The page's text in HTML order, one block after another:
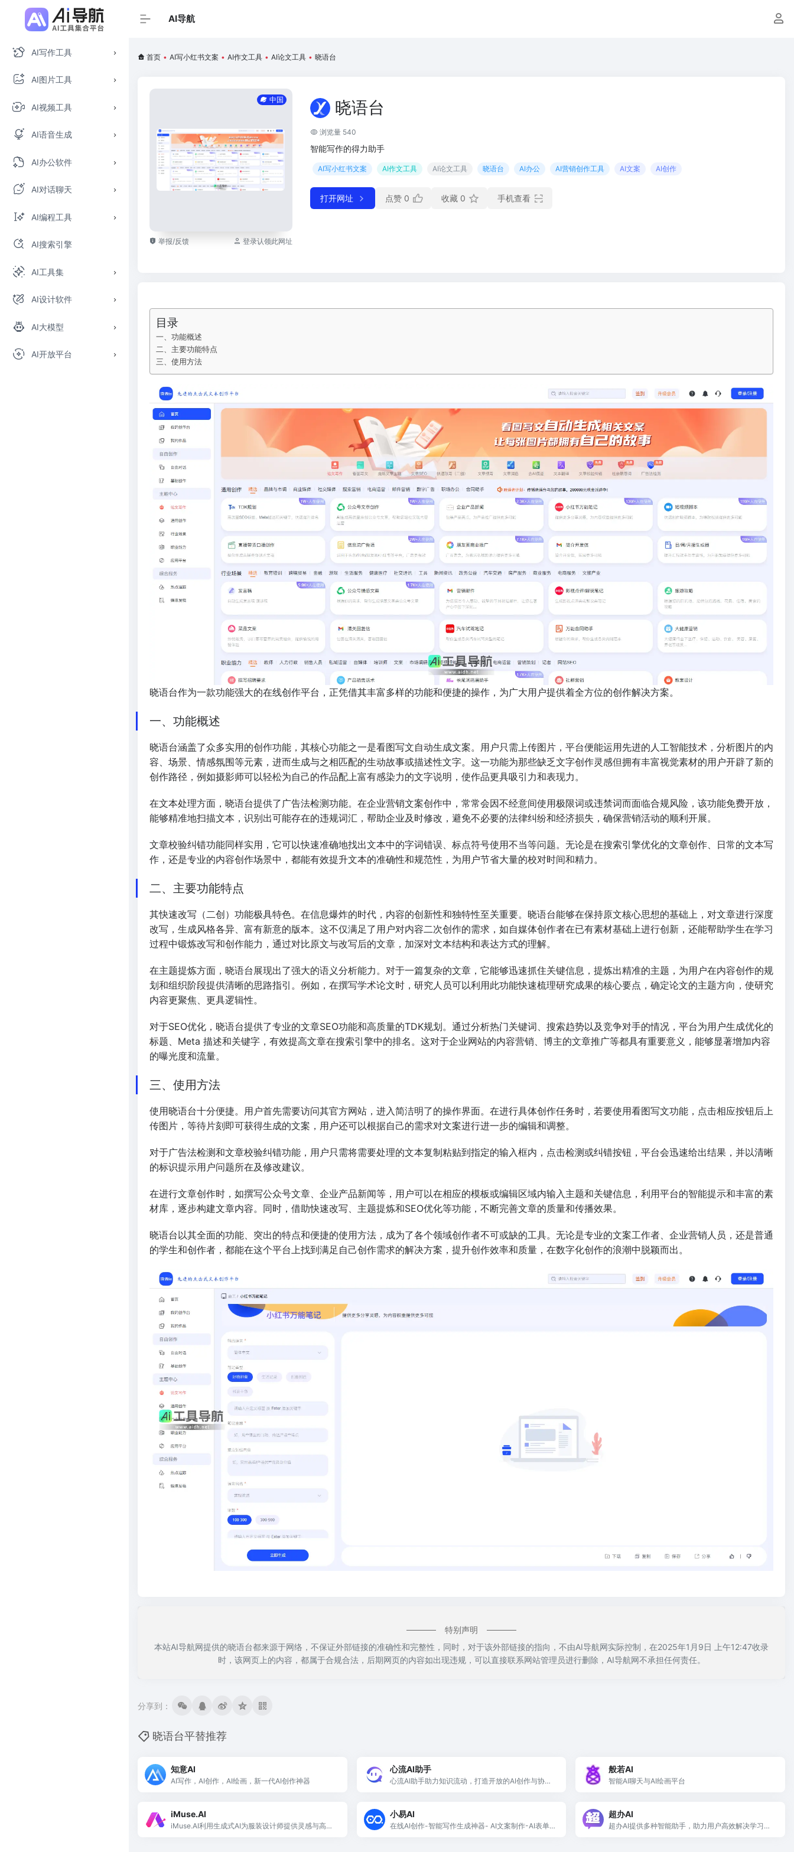
AI写作工具
AI图片工具
AI视频工具
AI语音生成
AI办公软件
AI对话聊天
AI编程工具
AI搜索引擎
AI工具集
AI设计软件
AI大模型
AI开放平台
AI导航
首页 • AI写小红书文案 • AI作文工具 • AI论文工具 • 晓语台
中国
举报/反馈 登录认领此网址
晓语台
浏览量 540
智能写作的得力助手
AI写小红书文案 AI作文工具 AI论文工具 晓语台 AI办公 AI营销创作工具 AI文案 AI创作
打开网址 点赞 0 收藏 0 手机查看
目录
一、功能概述
二、主要功能特点
三、使用方法
晓语台作为一款功能强大的在线创作平台，正凭借其丰富多样的功能和便捷的操作，为广大用户提供着全方位的创作解决方案。
一、功能概述
晓语台涵盖了众多实用的创作功能，其核心功能之一是看图写文自动生成文案。用户只需上传图片，平台便能运用先进的人工智能技术，分析图片的内
容、场景、情感氛围等元素，进而生成与之相匹配的生动故事或描述性文字。这一功能为那些缺乏文字创作灵感但拥有丰富视觉素材的用户开辟了新的
创作路径，例如摄影师可以轻松为自己的作品配上富有感染力的文字说明，使作品更具吸引力和表现力。
在文本处理方面，晓语台提供了广告法检测功能。在企业营销文案创作中，常常会因不经意间使用极限词或违禁词而面临合规风险，该功能免费开放，
能够精准地扫描文本，识别出可能存在的违规词汇，帮助企业及时修改，避免不必要的法律纠纷和经济损失，确保营销活动的顺利开展。
文章校验纠错功能同样实用，它可以快速准确地找出文本中的字词错误、标点符号使用不当等问题。无论是在搜索引擎优化的文章创作、日常的文本写
作，还是专业的内容创作场景中，都能有效提升文本的准确性和规范性，为用户节省大量的校对时间和精力。
二、主要功能特点
其快速改写（二创）功能极具特色。在信息爆炸的时代，内容的创新性和独特性至关重要。晓语台能够在保持原文核心思想的基础上，对文章进行深度
改写，生成风格各异、富有新意的版本。这不仅满足了用户对内容二次创作的需求，如自媒体创作者在已有素材基础上进行创新，还能帮助学生在学习
过程中锻炼改写和创作能力，通过对比原文与改写后的文章，加深对文本结构和表达方式的理解。
在主题提炼方面，晓语台展现出了强大的语义分析能力。对于一篇复杂的文章，它能够迅速抓住关键信息，提炼出精准的主题，为用户在内容创作的规
划和组织阶段提供清晰的思路指引。例如，在撰写学术论文时，研究人员可以利用此功能快速梳理研究成果的核心要点，确定论文的主题方向，使研究
内容更聚焦、更具逻辑性。
对于SEO优化，晓语台提供了专业的文章SEO功能和高质量的TDK规划。通过分析热门关键词、搜索趋势以及竞争对手的情况，平台为用户生成优化的
标题、Meta 描述和关键字，有效提高文章在搜索引擎中的排名。这对于企业网站的内容营销、博主的文章推广等都具有重要意义，能够显著增加内容
的曝光度和流量。
三、使用方法
使用晓语台十分便捷。用户首先需要访问其官方网站，进入简洁明了的操作界面。在进行具体创作任务时，若要使用看图写文功能，点击相应按钮后上
传图片，等待片刻即可获得生成的文案，用户还可以根据自己的需求对文案进行进一步的编辑和调整。
对于广告法检测和文章校验纠错功能，用户只需将需要处理的文本复制粘贴到指定的输入框内，点击检测或纠错按钮，平台会迅速给出结果，并以清晰
的标识提示用户问题所在及修改建议。
在进行文章创作时，如撰写公众号文章、企业产品新闻等，用户可以在相应的模板或编辑区域内输入主题和关键信息，利用平台的智能提示和丰富的素
材库，逐步构建文章内容。同时，借助快速改写、主题提炼和SEO优化等功能，不断完善文章的质量和传播效果。
晓语台以其全面的功能、突出的特点和便捷的使用方法，成为了各个领域创作者不可或缺的工具。无论是专业的文案工作者、企业营销人员，还是普通
的学生和创作者，都能在这个平台上找到满足自己创作需求的解决方案，提升创作效率和质量，在数字化创作的浪潮中脱颖而出。
特别声明
本站AI导航网提供的晓语台都来源于网络，不保证外部链接的准确性和完整性，同时，对于该外部链接的指向，不由AI导航网实际控制，在2025年1月9日 上午12:47收录
时，该网页上的内容，都属于合规合法，后期网页的内容如出现违规，可以直接联系网站管理员进行删除，AI导航网不承担任何责任。
分享到：
晓语台平替推荐
知意AI
AI写作，AI创作，AI绘画，新一代AI创作神器
心流AI助手
心流AI助手助力知识流动，打造开放的AI创作与协作
般若AI
智能AI聊天与AI绘画平台
iMuse.AI
iMuse.AI利用生成式AI为服装设计师提供灵感与高效
小易AI
在线AI创作-智能写作生成神器- AI文案制作-AI表单
超办AI
超办AI提供多种智能助手，助力用户高效解决学习、